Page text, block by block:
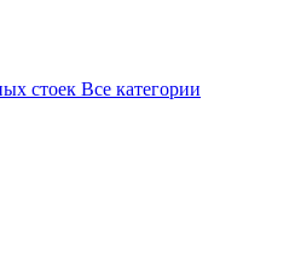
стоек Все категории